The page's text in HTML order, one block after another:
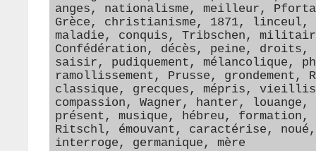
anges, nationalisme, meilleur,
Grèce, christianisme, 1871, linceul,
maladie, conquis, Tribschen,
Confédération, décès, peine, droits,
saisir, pudiquement, mélancolique,
ramollissement, Prusse, grondement,
classique, grecques, mépris, vieillis,
compassion, Wagner, hanter,
présent, musique, hébreu,
Ritschl, émouvant, caractérise,
interroge, germanique, mère